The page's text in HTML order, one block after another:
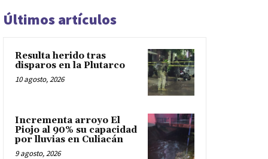
Últimos artículos
Resulta herido tras
disparos en la Plutarco
10 agosto, 2026
Incrementa arroyo El
Piojo al 90% su capacidad
por lluvias en Culiacán
9 agosto, 2026